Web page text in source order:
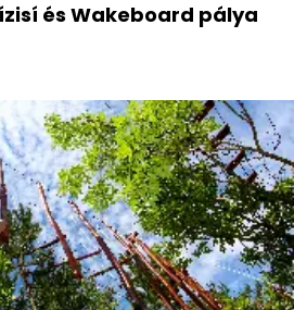
és Wakeboard pálya